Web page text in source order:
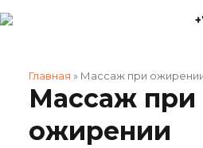
Главная » Массаж при
Массаж при
ожирении